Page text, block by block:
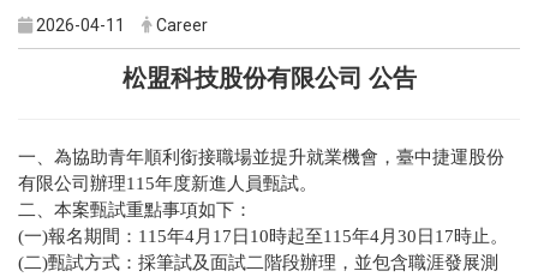
2026-04-11 Career
松盟科技股份有限公司 公告
一、為協助青年順利銜接職場並提升就業機會，臺中捷運股份
有限公司辦理115年度新進人員甄試。
二、本案甄試重點事項如下：
(一)報名期間：115年4月17日10時起至115年4月30日17時止。
(二)甄試方式：採筆試及面試二階段辦理，並包含職涯發展測